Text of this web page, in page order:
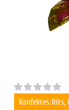
Konfektes Rīts,